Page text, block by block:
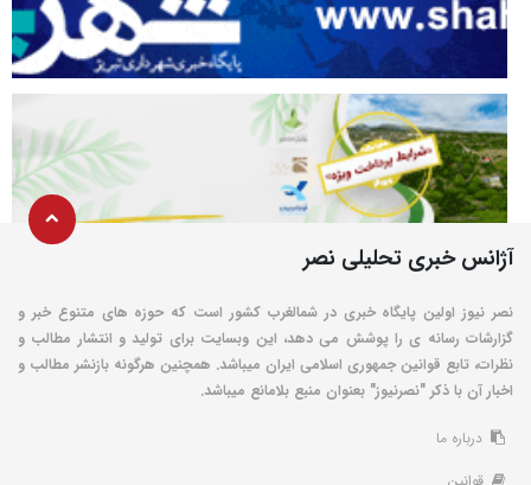
آژانس خبری تحلیلی نصر
نصر نیوز اولین پایگاه خبری در شمالغرب کشور است که حوزه های متنوع خبر و
گزارشات رسانه ی را پوشش می دهد، این وبسایت برای تولید و انتشار مطالب و
نظرات، تابع قوانین جمهوری اسلامی ایران میباشد. همچنین هرگونه بازنشر مطالب و
اخبار آن با ذکر "نصرنیوز" بعنوان منبع بلامانع میباشد.
درباره ما
قوانین